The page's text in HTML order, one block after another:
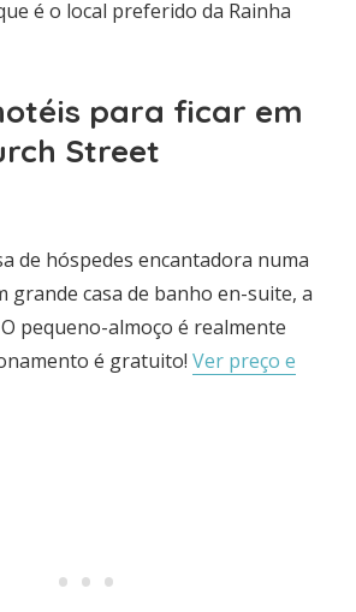
é o local preferido da Rainha
para ficar em
Street
de hóspedes encantadora numa
grande casa de banho en-suite, a
pequeno-almoço é realmente
é gratuito! Ver preço e